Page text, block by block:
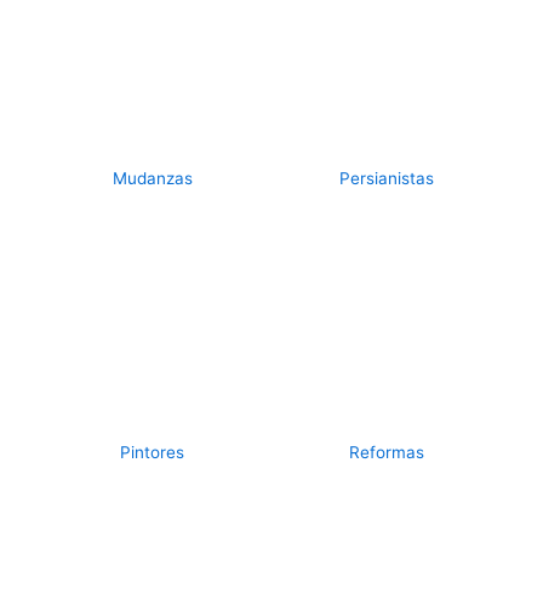
Mudanzas Persianistas
Pintores Reformas